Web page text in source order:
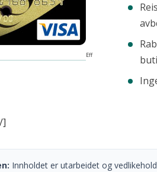
Eff
]
Innholdet er utarbeidet og